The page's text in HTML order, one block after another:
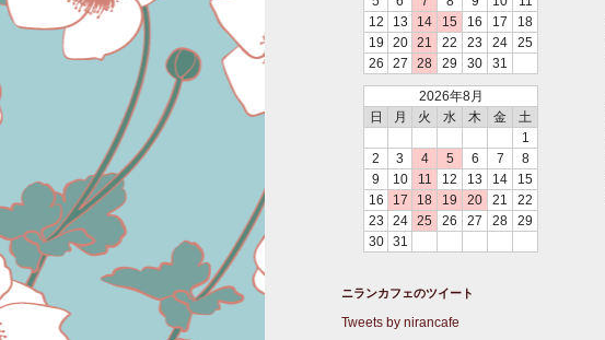
12
13 14 15 16 17
18
19
20 21 22 23 24
25
26
27 28 29 30 31
2026年8月
日
月 火 水 木 金
土
1
2
3 4 5 6 7
8
9
10 11 12 13 14
15
16
17 18 19 20 21
22
23
24 25 26 27 28
29
30
31
ニランカフェのツイート
Tweets by nirancafe